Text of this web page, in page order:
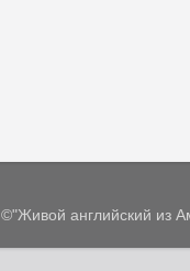
©"Живой английский из